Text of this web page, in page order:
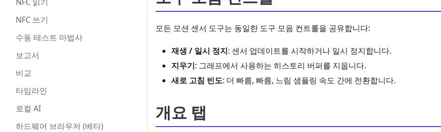
NFC 쓰기
수동 테스트 마법사
보고서
비교
타임라인
로컬 AI
하드웨어 브라우저 (베타)
모든 모션 센서 도구는 동일한 도구 모음 컨트롤을 공유합니다:
재생 / 일시 정지: 센서 업데이트를 시작하거나 일시 정지합니다.
지우기: 그래프에서 사용하는 히스토리 버퍼를 지웁니다.
새로 고침 빈도: 더 빠름, 빠름, 느림 샘플링 속도 간에 전환합니다.
개요 탭